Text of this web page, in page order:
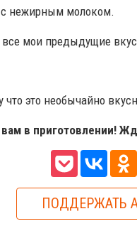
с нежирным молоком.
все мои предыдущие
что это необычайно
вам в приготовлении!
ПОДДЕРЖАТЬ